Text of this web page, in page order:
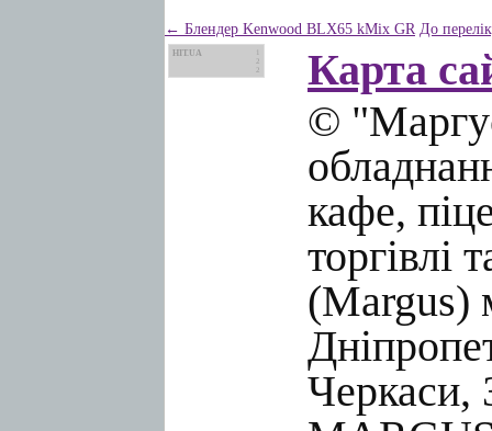
← Блендер Kenwood BLX65 kMix GR До
HIT.UA
2
2
Карта
©
кафе,
торгівлі
(Margus)
Черкаси,